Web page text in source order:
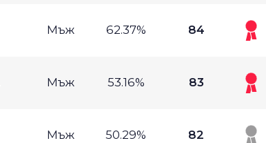
Мъж 62.37% 84
Мъж 53.16% 83
Мъж 50.29% 82